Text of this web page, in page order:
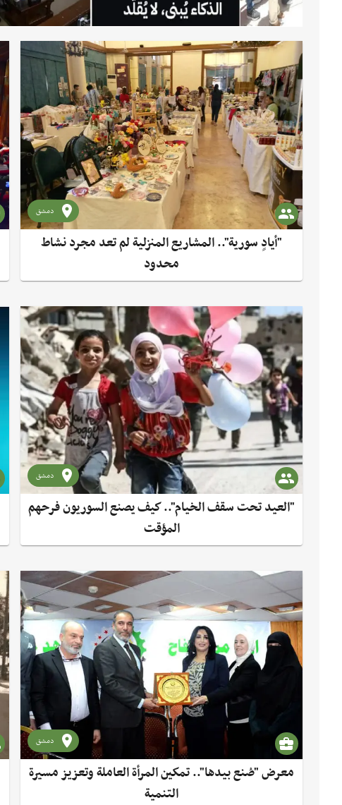
دمشق
"أيادٍ سورية".. المشاريع المنزلية لم تعد مجرد نشاط
محدود
دمشق
"العيد تحت سقف الخيام".. كيف يصنع السوريون فرحهم
المؤقت
دمشق
معرض "صُنع بيدها".. تمكين المرأة العاملة وتعزيز مسيرة
التنمية